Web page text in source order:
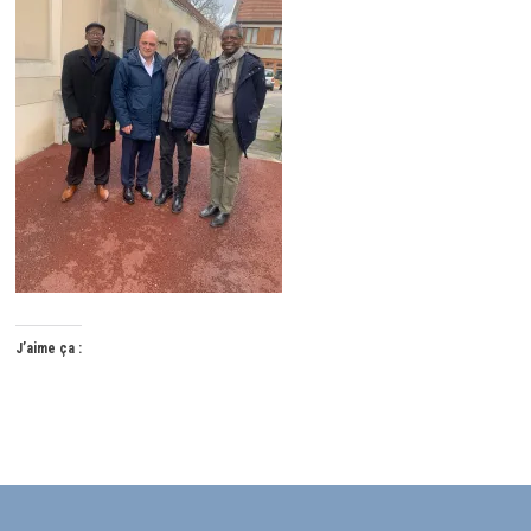
J’aime ça :